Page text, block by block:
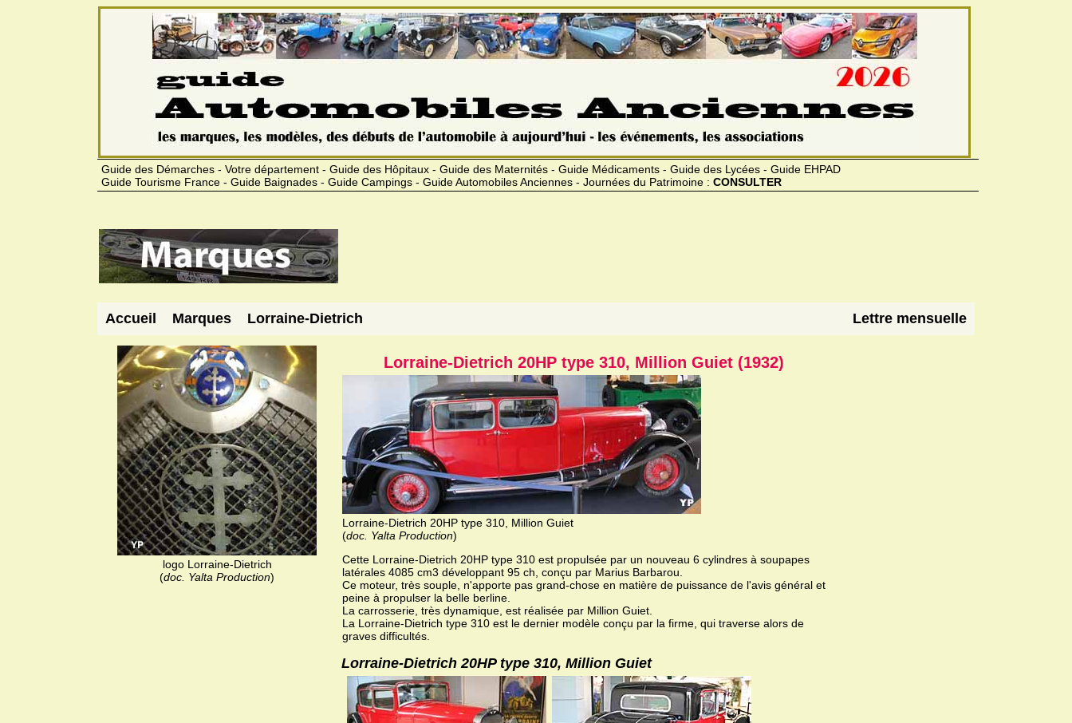
Guide des Démarches - Votre département - Guide des Hôpitaux - Guide des Maternités - Guide Médicaments - Guide des Lycées - Guide EHPAD
Guide Tourisme France - Guide Baignades - Guide Campings - Guide Automobiles Anciennes - Journées du Patrimoine : CONSULTER
Accueil Marques Lorraine-Dietrich Lettre mensuelle
logo Lorraine-Dietrich
(doc. Yalta Production)
Lorraine-Dietrich 20HP type 310, Million Guiet (1932)
Lorraine-Dietrich 20HP type 310, Million Guiet
(doc. Yalta Production)
Cette Lorraine-Dietrich 20HP type 310 est propulsée par un nouveau 6 cylindres à soupapes
latérales 4085 cm3 développant 95 ch, conçu par Marius Barbarou.
Ce moteur, très souple, n'apporte pas grand-chose en matière de puissance de l'avis général et
peine à propulser la belle berline.
La carrosserie, très dynamique, est réalisée par Million Guiet.
La Lorraine-Dietrich type 310 est le dernier modèle conçu par la firme, qui traverse alors de
graves difficultés.
Lorraine-Dietrich 20HP type 310, Million Guiet